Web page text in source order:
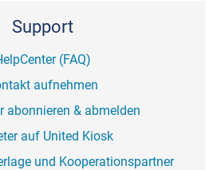
Support
(FAQ)
aufnehmen
abonnieren & abmelden
auf United Kiosk
und Kooperationspartner